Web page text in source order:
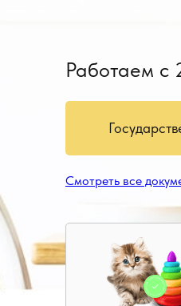
Работаем с
Смотреть все